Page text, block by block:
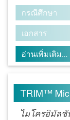
กรณีศึกษา
เอกสาร
อ่านเพิ่มเติม...
TRIM™
ไมโครอิมัล